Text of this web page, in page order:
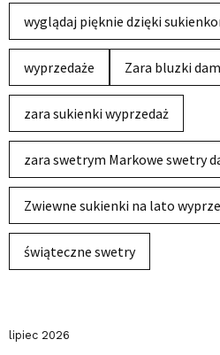
wyglądaj pięknie dzięki
wyprzedaże Zara bluzki
zara sukienki wyprzedaż
zara swetrym Markowe swetry
Zwiewne sukienki na lato
świąteczne swetry
lipiec 2026